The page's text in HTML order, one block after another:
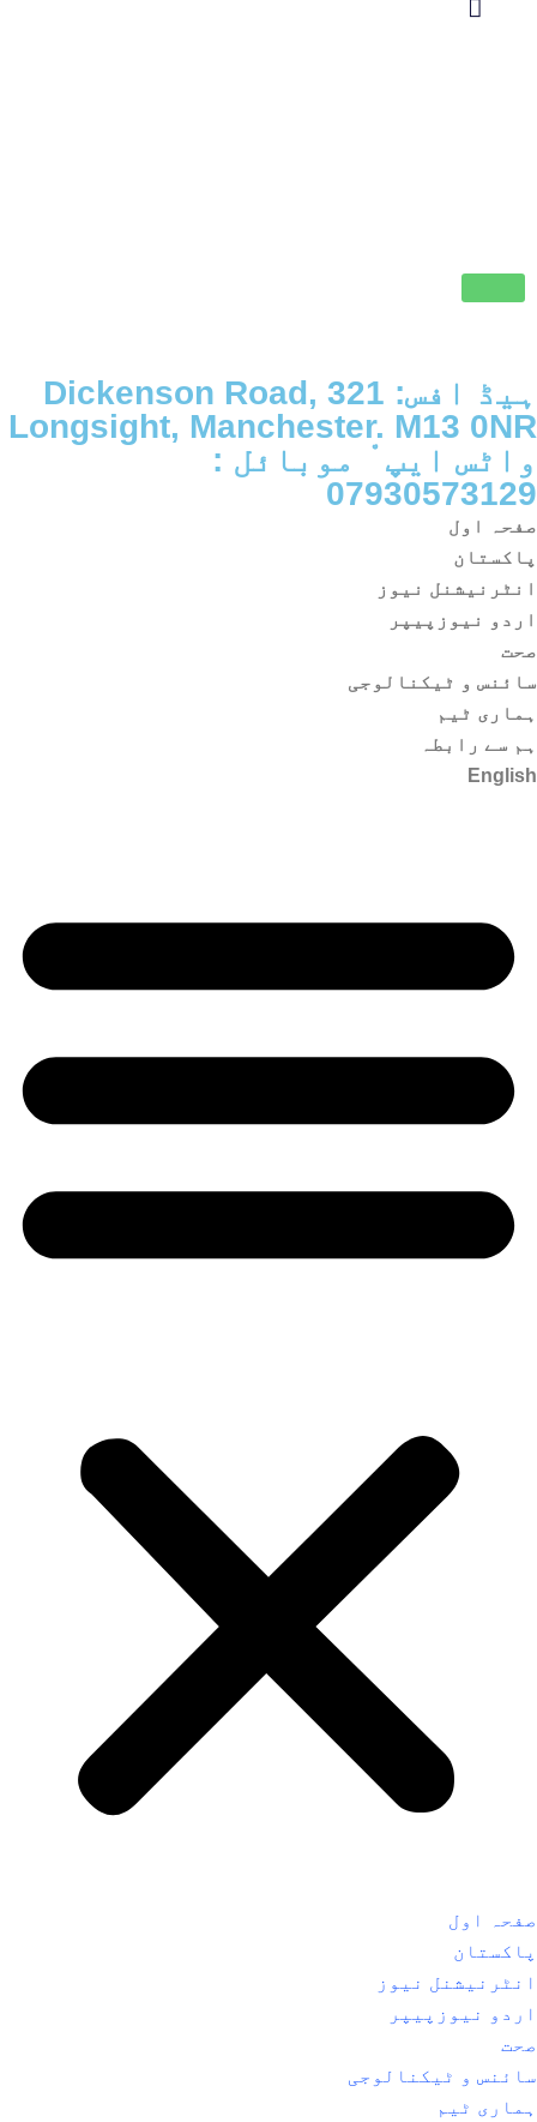
ہیڈ افس: 321 Dickenson Road,
Longsight, Manchester. M13 0NR
واٹس ایپ ْ موبائل :
07930573129
صفحہ اول
پاکستان
انٹرنیشنل نیوز
اردو نیوزپیپر
صحت
سائنس و ٹیکنالوجی
ہماری ٹیم
ہم سے رابطہ
English
صفحہ اول
پاکستان
انٹرنیشنل نیوز
اردو نیوزپیپر
صحت
سائنس و ٹیکنالوجی
ہماری ٹیم